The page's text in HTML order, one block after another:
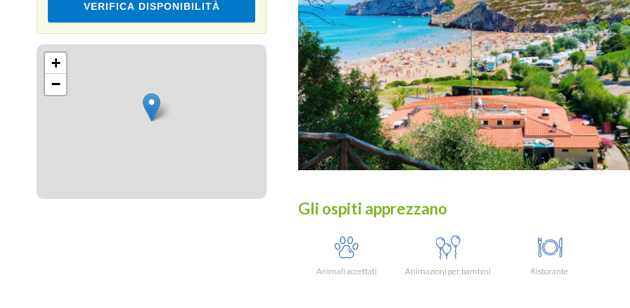
VERIFICA DISPONIBILITÀ
+
−
Gli ospiti apprezzano
Animali accettati Animazioni per bambini Ristorante